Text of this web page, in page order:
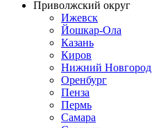
Приволжский округ
Ижевск
Йошкар-Ола
Казань
Киров
Нижний Новгород
Оренбург
Пенза
Пермь
Самара